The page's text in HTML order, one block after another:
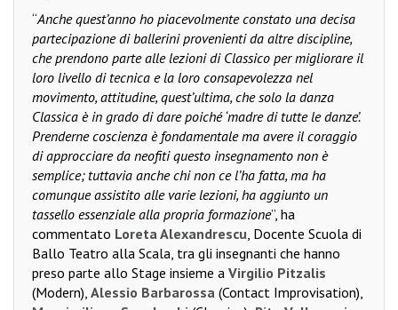
“Anche quest’anno ho piacevolmente constato una decisa
partecipazione di ballerini provenienti da altre discipline,
che prendono parte alle lezioni di Classico per migliorare il
loro livello di tecnica e la loro consapevolezza nel
movimento, attitudine, quest’ultima, che solo la danza
Classica è in grado di dare poiché ‘madre di tutte le danze’.
Prenderne coscienza è fondamentale ma avere il coraggio
di approcciare da neofiti questo insegnamento non è
semplice; tuttavia anche chi non ce l’ha fatta, ma ha
comunque assistito alle varie lezioni, ha aggiunto un
tassello essenziale alla propria formazione”, ha
commentato Loreta Alexandrescu , Docente Scuola di
Ballo Teatro alla Scala, tra gli insegnanti che hanno
preso parte allo Stage insieme a Virgilio Pitzalis
(Modern), Alessio Barbarossa (Contact Improvisation),